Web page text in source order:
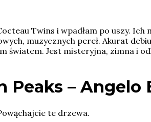
Twins i wpadłam po uszy. Ich
muzycznych pereł. Akurat
światem. Jest misteryjna, zimna i
Peaks – Angelo
te drzewa.